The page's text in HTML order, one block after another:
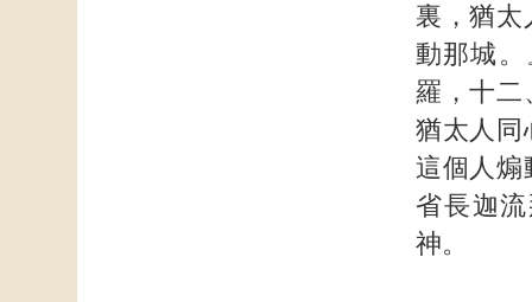
裏，猶太
動那城
羅，十二
猶太人同
這個人煽
省長迦
神。